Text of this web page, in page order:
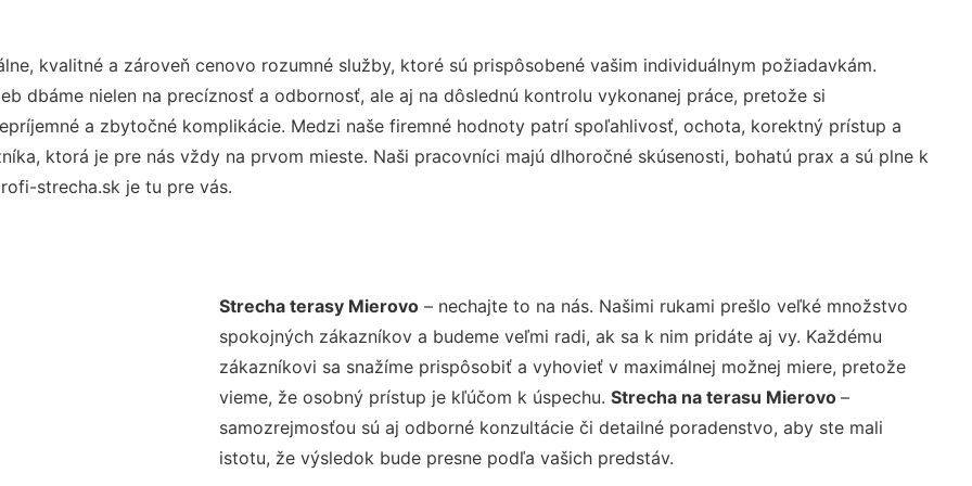
kvalitné a zároveň cenovo rozumné služby, ktoré sú prispôsobené vašim individuálnym požiadavkám.
dbáme nielen na precíznosť a odbornosť, ale aj na dôslednú kontrolu vykonanej práce, pretože si
a zbytočné komplikácie. Medzi naše firemné hodnoty patrí spoľahlivosť, ochota, korektný prístup a
ktorá je pre nás vždy na prvom mieste. Naši pracovníci majú dlhoročné skúsenosti, bohatú prax a sú plne k
strecha.sk je tu pre vás.
Strecha terasy Mierovo– nechajte to na nás. Našimi rukami prešlo veľké množstvo
spokojných zákazníkov a budeme veľmi radi, ak sa k nim pridáte aj vy. Každému
zákazníkovi sa snažíme prispôsobiť a vyhovieť v maximálnej možnej miere, pretože
vieme, že osobný prístup je kľúčom k úspechu. Strecha na terasu Mierovo –
samozrejmosťou sú aj odborné konzultácie či detailné poradenstvo, aby ste mali
istotu, že výsledok bude presne podľa vašich predstáv.